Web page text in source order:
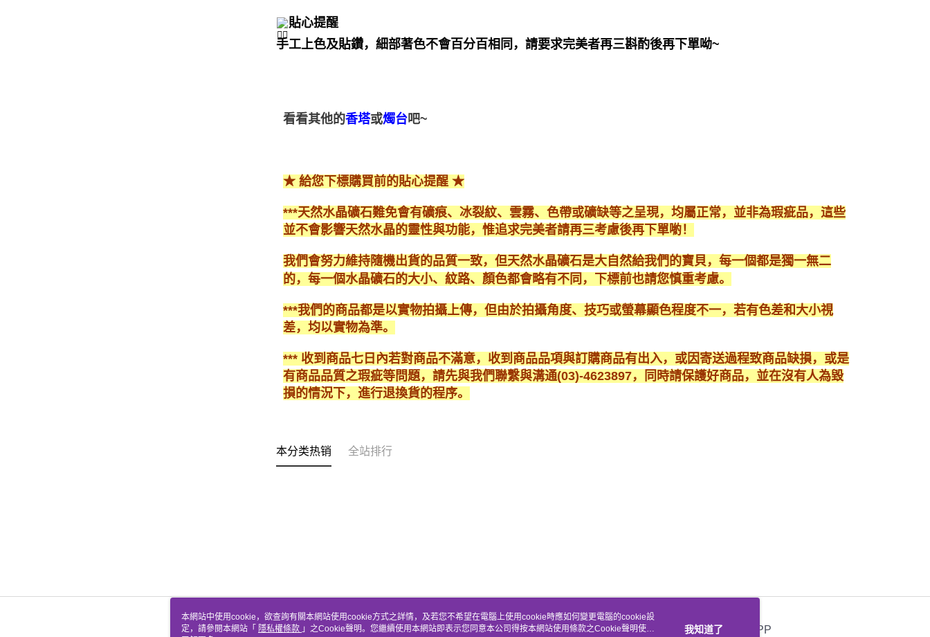
貼心提醒
手工上色及貼鑽，細部著色不會百分百相同，請要求完美者再三斟酌後再下單呦~
看看其他的香塔或燭台吧~
★ 給您下標購買前的貼心提醒 ★
***天然水晶礦石難免會有礦痕、冰裂紋、雲霧、色帶或礦缺等之呈現，均屬正常，並非為瑕疵品，這些
並不會影響天然水晶的靈性與功能，惟追求完美者請再三考慮後再下單喲！
我們會努力維持隨機出貨的品質一致，但天然水晶礦石是大自然給我們的寶貝，每一個都是獨一無二
的，每一個水晶礦石的大小、紋路、顏色都會略有不同，下標前也請您慎重考慮。
***我們的商品都是以實物拍攝上傳，但由於拍攝角度、技巧或螢幕顯色程度不一，若有色差和大小視
差，均以實物為準。
*** 收到商品七日內若對商品不滿意，收到商品品項與訂購商品有出入，或因寄送過程致商品缺損，或是
有商品品質之瑕疵等問題，請先與我們聯繫與溝通(03)-4623897，同時請保護好商品，並在沒有人為毀
損的情況下，進行退換貨的程序。
本分类热销 全站排行
关于我们 客服资讯 官方APP
本網站中使用cookie，欲查詢有關本網站使用cookie方式之詳情，及若您不希望在電腦上使用cookie時應如何變更電腦的cookie設
定，請參閱本網站「 隱私權條款 」之Cookie聲明。您繼續使用本網站即表示您同意本公司得按本網站使用條款之Cookie聲明使用
我知道了